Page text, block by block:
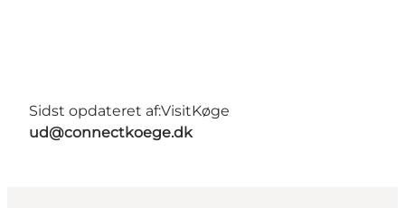
Sidst opdateret af:VisitKøge
ud@connectkoege.dk